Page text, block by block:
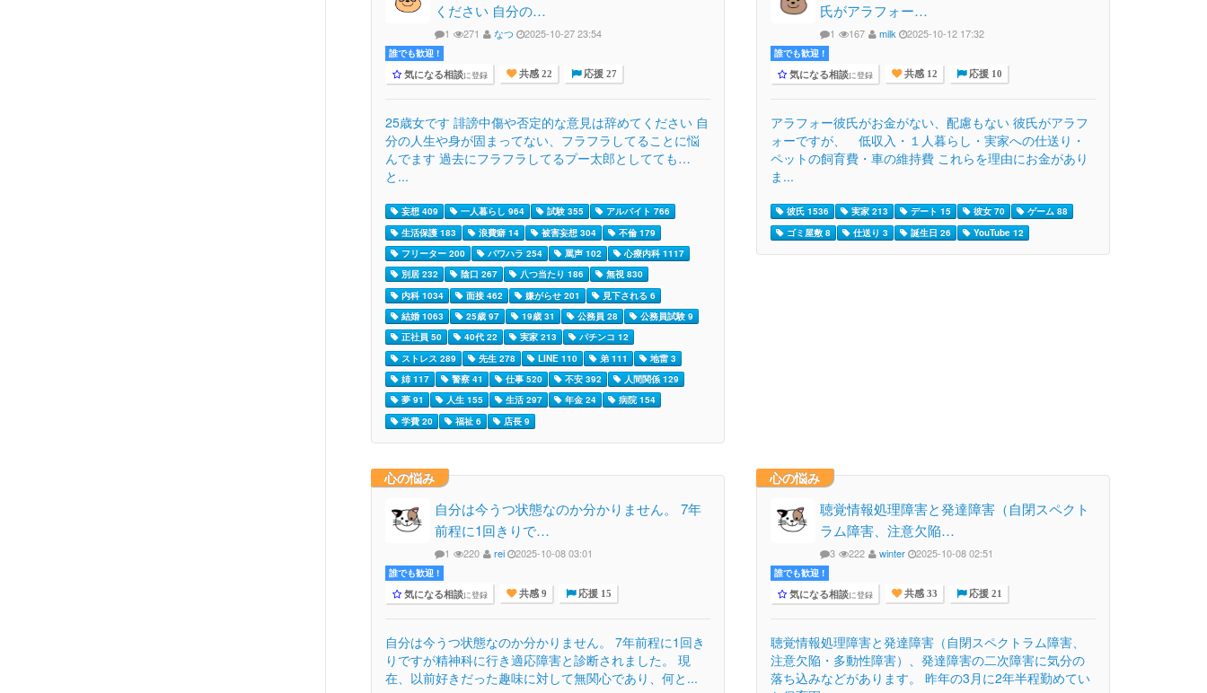
ください 自分の…
1 271 なつ 2025-10-27 23:54
誰でも歓迎 !
気になる相談に登録 共感 22 応援 27
25歳女です 誹謗中傷や否定的な意見は辞めてください 自
分の人生や身が固まってない、フラフラしてることに悩
んでます 過去にフラフラしてるプー太郎としてても…
と...
妄想 409 一人暮らし 964 試験 355
アルバイト 766
生活保護 183
浪費癖 14 被害妄想 304
不倫 179
フリーター 200
パワハラ 254 罵声 102
心療内科 1117
別居 232
陰口 267 八つ当たり 186
無視 830
内科 1034
面接 462 嫌がらせ 201
見下される 6
結婚 1063
25歳 97 19歳 31 公務員 28
公務員試験 9
正社員 50
40代 22 実家 213
パチンコ 12
ストレス 289
先生 278 LINE 110 弟 111
地雷 3
姉 117
警察 41 仕事 520 不安 392
人間関係 129
夢 91
人生 155 生活 297 年金 24
病院 154
学費 20
福祉 6 店長 9
氏がアラフォー…
1 167 milk 2025-10-12 17:32
誰でも歓迎 !
気になる相談に登録 共感 12 応援 10
アラフォー彼氏がお金がない、配慮もない 彼氏がアラフ
ォーですが、 低収入・１人暮らし・実家への仕送り・
ペットの飼育費・車の維持費 これらを理由にお金があり
ま...
彼氏 1536 実家 213 デート 15 彼女 70
ゲーム 88
ゴミ屋敷 8
仕送り 3 誕生日 26 YouTube 12
心の悩み
自分は今うつ状態なのか分かりません。 7年
前程に1回きりで…
1 220 rei 2025-10-08 03:01
誰でも歓迎 !
気になる相談に登録 共感 9 応援 15
自分は今うつ状態なのか分かりません。 7年前程に1回き
りですが精神科に行き適応障害と診断されました。 現
在、以前好きだった趣味に対して無関心であり、何と...
心の悩み
聴覚情報処理障害と発達障害（自閉スペクト
ラム障害、注意欠陥…
3 222 winter 2025-10-08 02:51
誰でも歓迎 !
気になる相談に登録 共感 33 応援 21
聴覚情報処理障害と発達障害（自閉スペクトラム障害、
注意欠陥・多動性障害）、発達障害の二次障害に気分の
落ち込みなどがあります。 昨年の3月に2年半程勤めてい